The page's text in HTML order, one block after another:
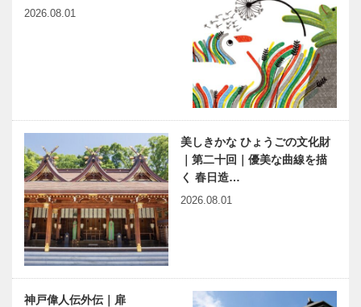
2026.08.01
美しきかな ひょうごの文化財
｜第二十回｜優美な曲線を描
く 春日造…
2026.08.01
神戸偉人伝外伝｜扉